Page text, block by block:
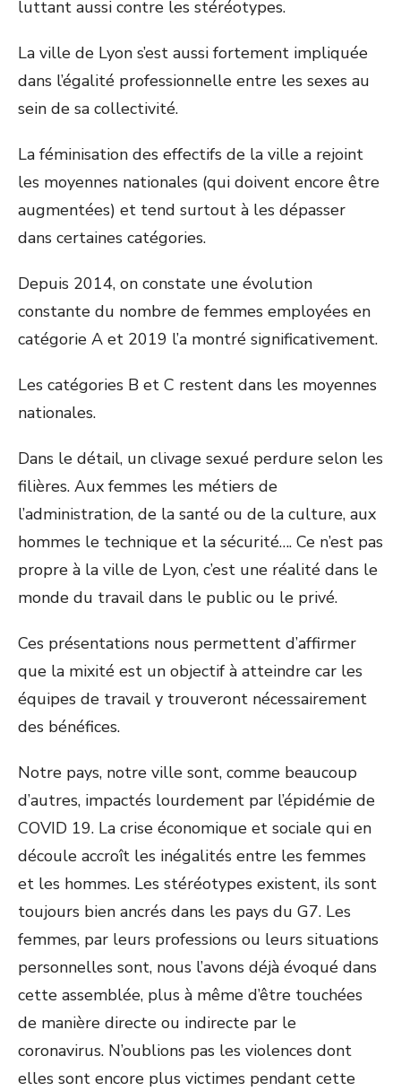
luttant aussi contre les stéréotypes.
La ville de Lyon s’est aussi fortement impliquée
dans l’égalité professionnelle entre les sexes au
sein de sa collectivité.
La féminisation des effectifs de la ville a rejoint
les moyennes nationales (qui doivent encore être
augmentées) et tend surtout à les dépasser
dans certaines catégories.
Depuis 2014, on constate une évolution
constante du nombre de femmes employées en
catégorie A et 2019 l’a montré significativement.
Les catégories B et C restent dans les moyennes
nationales.
Dans le détail, un clivage sexué perdure selon les
filières. Aux femmes les métiers de
l’administration, de la santé ou de la culture, aux
hommes le technique et la sécurité…. Ce n’est pas
propre à la ville de Lyon, c’est une réalité dans le
monde du travail dans le public ou le privé.
Ces présentations nous permettent d’affirmer
que la mixité est un objectif à atteindre car les
équipes de travail y trouveront nécessairement
des bénéfices.
Notre pays, notre ville sont, comme beaucoup
d’autres, impactés lourdement par l’épidémie de
COVID 19. La crise économique et sociale qui en
découle accroît les inégalités entre les femmes
et les hommes. Les stéréotypes existent, ils sont
toujours bien ancrés dans les pays du G7. Les
femmes, par leurs professions ou leurs situations
personnelles sont, nous l’avons déjà évoqué dans
cette assemblée, plus à même d’être touchées
de manière directe ou indirecte par le
coronavirus. N’oublions pas les violences dont
elles sont encore plus victimes pendant cette